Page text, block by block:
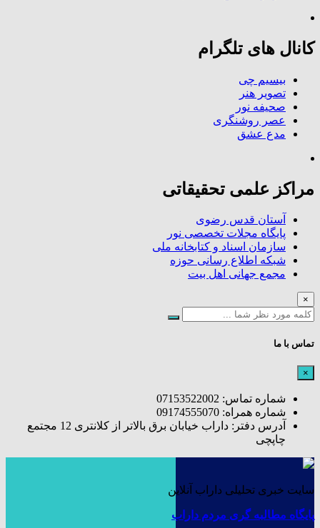
کانال های تلگرام
بیسیم چی
تصویر هنر
صحیفه نور
عصر روشنگری
مدع عشق
مراکز علمی تحقیقاتی
آستان قدس رضوی
پایگاه مجلات تخصصی نور
سازمان اسناد و کتابخانه ملی
شبکه اطلاع رسانی حوزه
مجمع جهانی اهل بیت
×
تماس با ما
×
شماره تماس: 07153522002
شماره همراه: 09174555070
آدرس دفتر: داراب خیابان برق بالاتر از کلانتری 12 مجتمع
چاپچی
سایت خبری تحلیلی داراب آنلاین
پایگاه مطالبه گری مردم داراب